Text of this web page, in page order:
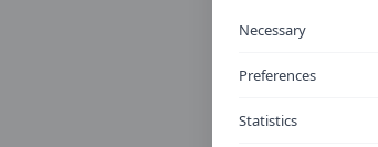
Necessary
Preferences
Statistics